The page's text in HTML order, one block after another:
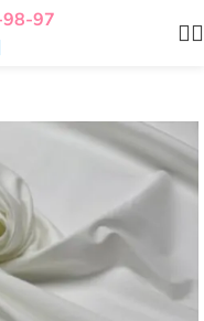
97